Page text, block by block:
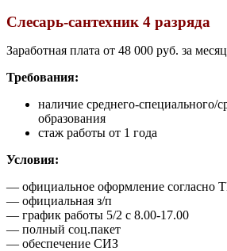
Слесарь-сантехник 4 разряда
Заработная плата от 48 000 руб. за
Требования:
наличие среднего-специального/
образования
стаж работы от 1 года
Условия:
— официальное оформление согласно
— официальная з/п
— график работы 5/2 с 8.00-17.00
— полный соц.пакет
— обеспечение СИЗ